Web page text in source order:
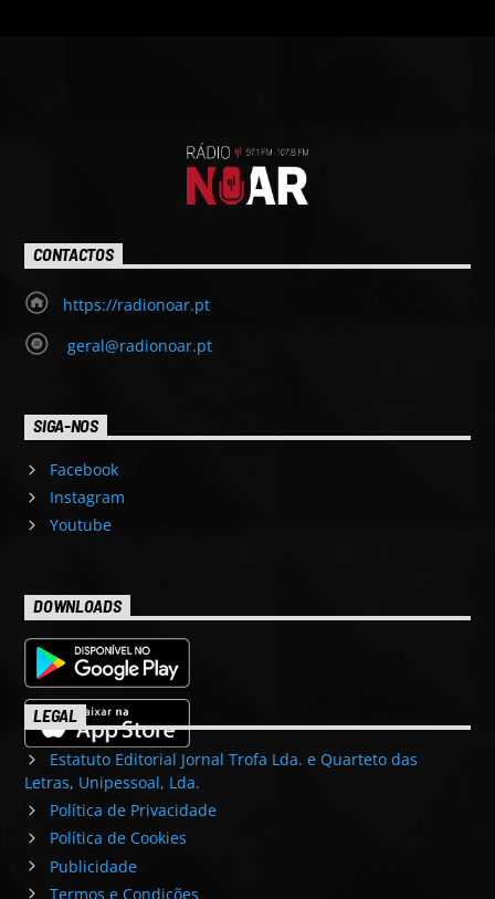
CONTACTOS
https://radionoar.pt
geral@radionoar.pt
SIGA-NOS
Facebook
Instagram
Youtube
DOWNLOADS
LEGAL
Estatuto Editorial Jornal Trofa Lda. e Quarteto das
Letras, Unipessoal, Lda.
Política de Privacidade
Política de Cookies
Publicidade
Termos e Condições